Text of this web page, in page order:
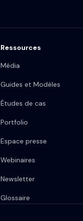
Ressources
Média
Guides et Modèles
Études de cas
Portfolio
Espace presse
Webinaires
Newsletter
Glossaire